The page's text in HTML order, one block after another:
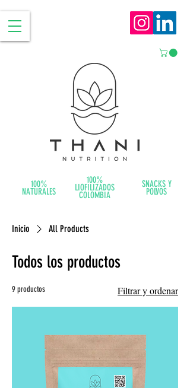
100%
LIOFILIZADOS
COLOMBIA
100%
NATURALES
SNACKS Y
POLVOS
Inicio All Products
Todos los productos
9 productos Filtrar y ordenar